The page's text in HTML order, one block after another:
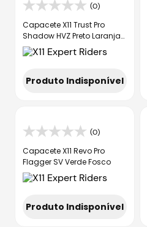
(0)
Capacete X11 Trust Pro
Shadow HVZ Preto Laranja
Fosco
Produto Indisponível
(0)
Capacete X11 Revo Pro
Flagger SV Verde Fosco
Produto Indisponível